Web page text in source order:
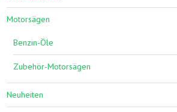
Motorsägen
Benzin-Öle
Zubehör-Motorsägen
Neuheiten